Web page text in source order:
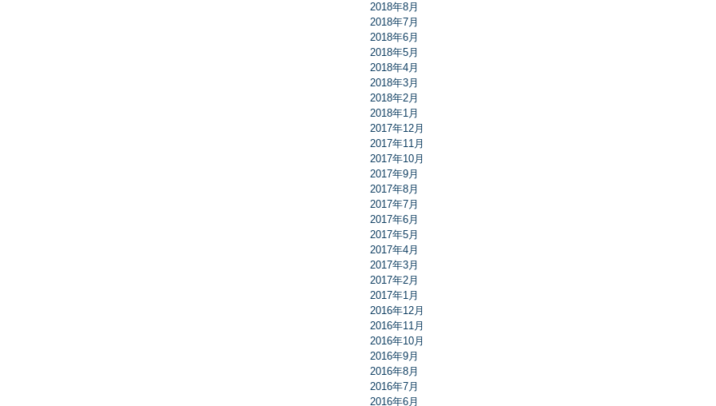
2018年8月
2018年7月
2018年6月
2018年5月
2018年4月
2018年3月
2018年2月
2018年1月
2017年12月
2017年11月
2017年10月
2017年9月
2017年8月
2017年7月
2017年6月
2017年5月
2017年4月
2017年3月
2017年2月
2017年1月
2016年12月
2016年11月
2016年10月
2016年9月
2016年8月
2016年7月
2016年6月